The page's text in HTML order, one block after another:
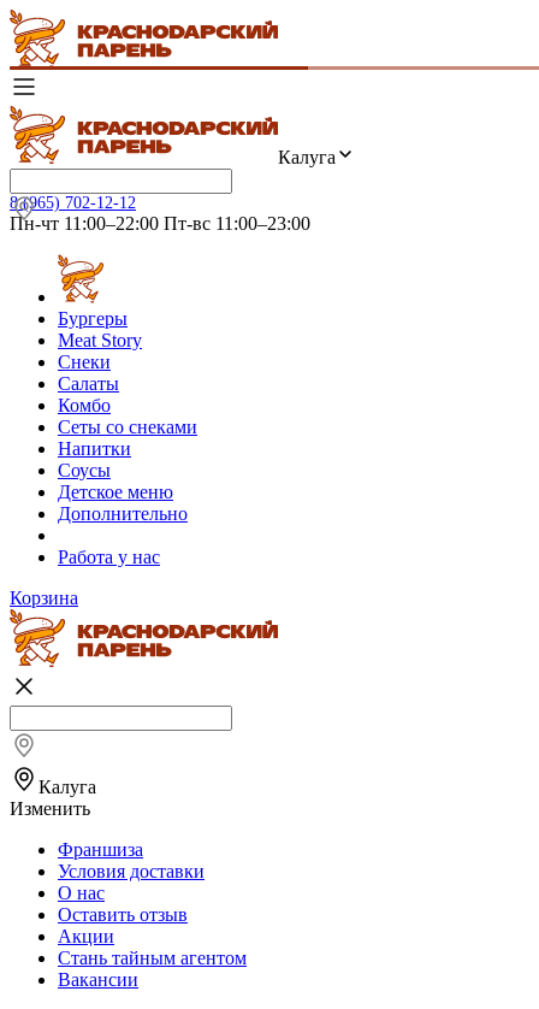
Калуга
8 (965) 702-12-12
Пн-чт 11:00–22:00 Пт-вс 11:00–23:00
Бургеры
Meat Story
Снеки
Салаты
Комбо
Сеты со снеками
Напитки
Соусы
Детское меню
Дополнительно
Работа у нас
Корзина
Калуга
Изменить
Франшиза
Условия доставки
О нас
Оставить отзыв
Акции
Стань тайным агентом
Вакансии